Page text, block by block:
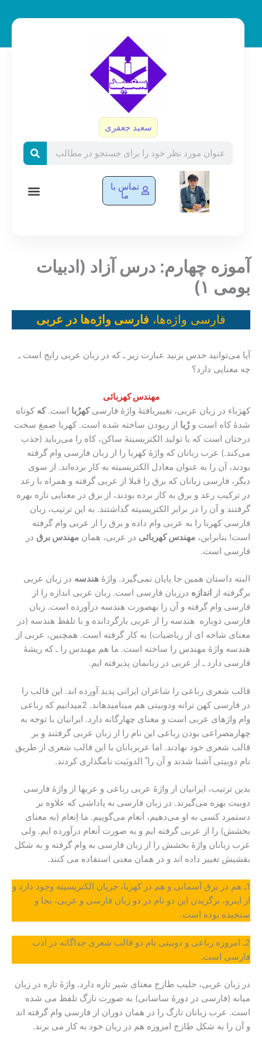
سعید جعفری
تماس با
ما
آموزه چهارم: درس آزاد (ادبیات
بومی ۱)
فارسی واژه‌ها، فارسی واژه‌ها در عربی
آیا می‌توانید حدس بزنید عبارت زیر ـ که در زبان عربی رایج است ـ
چه معنایی دارد؟
مهندس کهربائی
کهرَباء در زبان عربی، تغییریافتۀ واژۀ فارسیکهرُبا است.که کوتاه
شدۀ کاه است ورُبا از ربودن ساخته شده است. کهربا صمغ سخت
درختان است که با تولید الکتریسیتۀ ساکن، کاه را می‌رباید (جذب
می‌کند.) عرب زبانان که واژۀ کهربا را از زبان فارسی وام گرفته
بودند، آن را به عنوان معادل الکتریسیته به کار برده‌اند. از سوی
دیگر، فارسی زبانان که برق را قبلا از عربی گرفته و همراه با رعد
در ترکیب رعد و برق به کار برده بودند، از برق در معنایی تازه بهره
گرفتند و آن را در برابر الکتریسیته گذاشتند. به این ترتیب، زبان
فارسی کهربا را به عربی وام داده و برق را از عربی وام گرفته
است! بنابراین، مهندس کهربائی در عربی، همان مهندس برق در
فارسی است.
البته داستان همین جا پایان نمی‌گیرد. واژۀ هندسه در زبان عربی
برگرفته از
اندازه درزبان فارسی است. زبان عربی اندازه را از
فارسی وام گرفته و آن را بهصورت هندسه درآورده است. زبان
فارسی دوباره هندسه را از عربی بازگردانده و با تلفظ هندسه (در
معنای شاخه ای از ریاضیات) به کار گرفته است. همچنین، عربی از
هندسه واژۀ مهندس را ساخته است. ما هم مهندس را ـ که ریشۀ
فارسی دارد ـ از عربی در زبانمان پذیرفته ایم.
قالب شعری رباعی را شاعران ایرانی پدید آورده اند. این قالب را
در فارسی کهن ترانه ودوبیتی هم مینامیدهاند. 2میدانیم که رباعی
وام واژهای عربی است و معنای چهارگانه دارد. ایرانیان با توجه به
چهارمصراعی بودن رباعی این نام را از زبان عربی گرفتند و بر
قالب شعری خود نهادند. اما عربزبانان با این قالب شعری از طریق
نام دوبیتی آشنا شدند و آن را ّ الدوبَیت نامگذاری کردند.
بدین ترتیب، ایرانیان از واژۀ عربی رباعی و عربها از واژۀ فارسی
دوبیت بهره می‌گیرند. در زبان فارسی به پاداشی که علاوه بر
دستمزد کسی به او می‌دهیم، اَنعام می‌گوییم. ما اِنعام (به معنای
بخشش) را از عربی گرفته ایم و به صورت اَنعام درآورده ایم. ولی
عرب زبانان واژۀ بخشش را از زبان فارسی به وام گرفته و به شکل
بقشیش تغییر داده اند و در همان معنی استفاده می کنند.
1ـ هم در برق آسمانی و هم در کهربا، جریان الکتریسیته وجود دارد و
از اینرو، برگزیدن این دو نام در دو زبان فارسی و عربی، بجا و
سنجیده بوده است.
2ـ امروزه رباعی و دوبیتی نام دو قالب شعری جداگانه در ادب
فارسی است.
در زبان عربی، حلیب طازج معنای شیر تازه دارد. واژۀ تازه در زبان
میانه (فارسی در دورۀ ساسانی) به صورت تازگ تلفظ می شده
است. عرب زبانان تازگ را در همان دوران از فارسی وام گرفته اند
و آن را به شکل طازج امروزه هم در زبان خود به کار می برند.